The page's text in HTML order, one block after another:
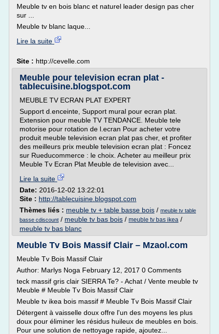
Meuble tv en bois blanc et naturel leader design pas cher
sur ...
Meuble tv blanc laque...
Lire la suite
Site : http://cevelle.com
Meuble pour television ecran plat -
tablecuisine.blogspot.com
MEUBLE TV ECRAN PLAT EXPERT
Support d.enceinte, Support mural pour ecran plat.
Extension pour meuble TV TENDANCE. Meuble tele
motorise pour rotation de l.ecran Pour acheter votre
produit meuble television ecran plat pas cher, et profiter
des meilleurs prix meuble television ecran plat : Foncez
sur Rueducommerce : le choix. Acheter au meilleur prix
Meuble Tv Ecran Plat Meuble de television avec...
Lire la suite
Date: 2016-12-02 13:22:01
Site : http://tablecuisine.blogspot.com
Thèmes liés : meuble tv + table basse bois / meuble tv table
basse cdiscount / meuble tv bas bois / meuble tv bas ikea /
meuble tv bas blanc
Meuble Tv Bois Massif Clair – Mzaol.com
Meuble Tv Bois Massif Clair
Author: Marlys Noga February 12, 2017 0 Comments
teck massif gris clair SIERRA Te? - Achat / Vente meuble tv
Meuble # Meuble Tv Bois Massif Clair
Meuble tv ikea bois massif # Meuble Tv Bois Massif Clair
Détergent à vaisselle doux offre l'un des moyens les plus
doux pour éliminer les résidus huileux de meubles en bois.
Pour une solution de nettoyage rapide, ajoutez...